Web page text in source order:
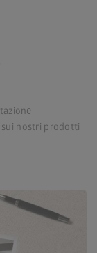
sui nostri prodotti